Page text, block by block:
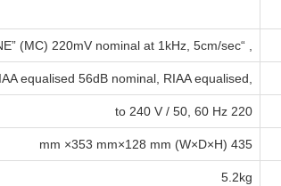
, “PHONO” (MM) 3.5mV nominal at 1kHz, 5cm/sec “LINE” (MC) 220mV nominal at 1kHz, 5cm/sec
,36dB nominal, RIAA equalised 56dB nominal, RIAA equalised
220 to 240 V / 50, 60 Hz
435 mm ×353 mm×128 mm (W×D×H)
5.2kg